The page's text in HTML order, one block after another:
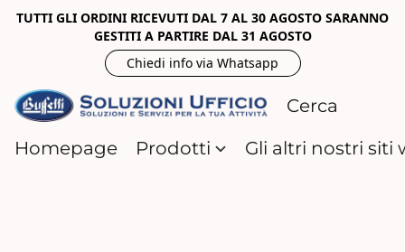
TUTTI GLI ORDINI RICEVUTI DAL 7 AL 30 AGOSTO SARANNO
GESTITI A PARTIRE DAL 31 AGOSTO
Chiedi info via Whatsapp
Homepage Prodotti Gli altri nostri siti